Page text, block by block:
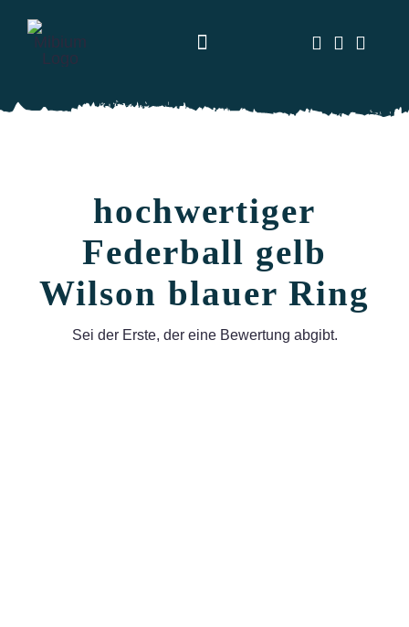
Inhalt
springen
Toggle
Speedminton
Tennis
hochwertiger
Federball gelb
Wilson blauer Ring
Sei der Erste, der eine Bewertung abgibt.